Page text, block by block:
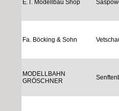
E.T. Modellbau Shop
Fa. Böcking & Sohn
MODELLBAHN
GRÖSCHNER